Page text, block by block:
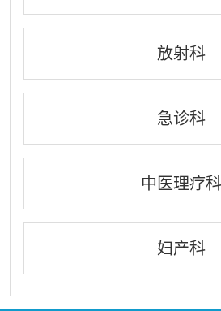
放射科
急诊科
中医理疗科
妇产科